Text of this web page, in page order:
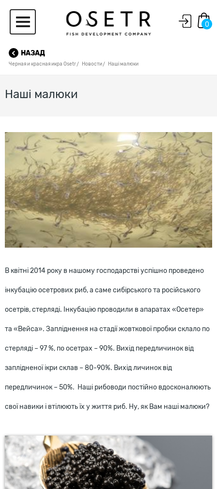
0
НАЗАД
Черная и красная икра Osetr Новости Наші малюки
Наші малюки
В квітні 2014 року в нашому господарстві успішно проведено
інкубацію осетрових риб, а саме сибірського та російського
осетрів, стерляді. Інкубацію проводили в апаратах «Осетер»
та «Вейса». Запліднення на стадії жовткової пробки склало по
стерляді – 97 %, по осетрах – 90%. Вихід передличинок від
заплідненої ікри склав – 80-90%. Вихід личинок від
передличинок – 50%. Наші рибоводи постійно вдосконалюють
свої навики і втілюють їх у життя риб. Ну, як Вам наші малюки?